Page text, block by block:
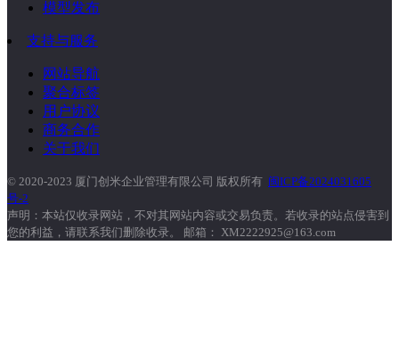
模型发布
支持与服务
网站导航
聚合标签
用户协议
商务合作
关于我们
© 2020-2023 厦门创米企业管理有限公司 版权所有 闽ICP备2024031605
号-2
声明：本站仅收录网站，不对其网站内容或交易负责。若收录的站点侵害到
您的利益，请联系我们删除收录。 邮箱： XM2222925@163.com